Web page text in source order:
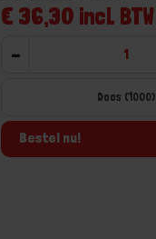
€ 36,30 incl. BTW
-
Doos (1000)
Bestel nu!